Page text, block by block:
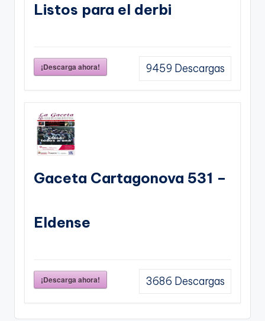
Listos para el derbi
¡Descarga ahora! 9459 Descargas
Gaceta Cartagonova 531 –
Eldense
¡Descarga ahora! 3686 Descargas